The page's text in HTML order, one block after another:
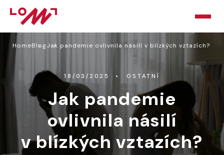
HOME
O LOMU
KURZY
PORADNA
PODPOŘTE NÁS
HomeBlogJak pandemie ovlivnila násilí v blízkých vztazích?
18/03/2025 OSTATNÍ
Jak pandemie
ovlivnila násilí
v blízkých vztazích?